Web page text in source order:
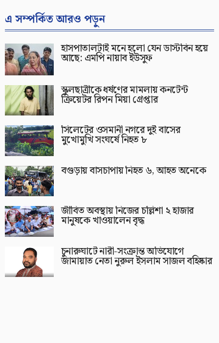
এ সম্পর্কিত আরও পড়ুন
হাসপাতালটাই মনে হলো যেন ডাস্টবিন হয়ে
আছে: এমপি নায়াব ইউসুফ
স্কুলছাত্রীকে ধর্ষণের মামলায় কনটেন্ট
ক্রিয়েটর রিপন মিয়া গ্রেপ্তার
সিলেটের ওসমানী নগরে দুই বাসের
মুখোমুখি সংঘর্ষে নিহত ৮
বগুড়ায় বাসচাপায় নিহত ৬, আহত অনেকে
জীবিত অবস্থায় নিজের চল্লিশা ২ হাজার
মানুষকে খাওয়ালেন বৃদ্ধ
চুনারুঘাটে নারী-সংক্রান্ত অভিযোগে
জামায়াত নেতা নুরুল ইসলাম সাজল বহিষ্কার